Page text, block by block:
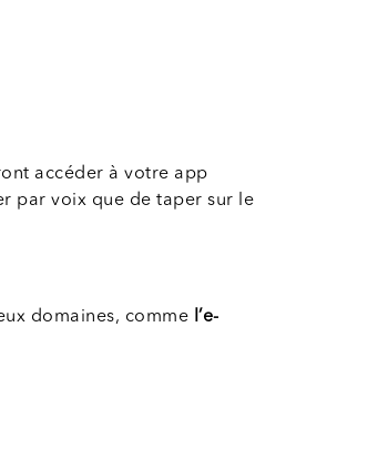
accéder à votre app
par voix que de taper sur le
domaines, comme l’e-